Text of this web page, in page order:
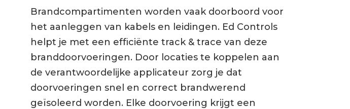
Brandcompartimenten worden vaak doorboord voor
het aanleggen van kabels en leidingen. Ed Controls
helpt je met een efficiënte track & trace van deze
branddoorvoeringen. Door locaties te koppelen aan
de verantwoordelijke applicateur zorg je dat
doorvoeringen snel en correct brandwerend
geïsoleerd worden. Elke doorvoering krijgt een